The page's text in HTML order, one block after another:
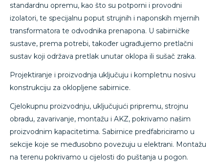
standardnu opremu, kao što su potporni i provodni
izolatori, te specijalnu poput strujnih i naponskih mjernih
transformatora te odvodnika prenapona. U sabirničke
sustave, prema potrebi, također ugrađujemo pretlačni
sustav koji održava pretlak unutar oklopa ili sušač zraka.
Projektiranje i proizvodnja uključuju i kompletnu nosivu
konstrukciju za oklopljene sabirnice.
Cjelokupnu proizvodnju, uključujući pripremu, strojnu
obradu, zavarivanje, montažu i AKZ, pokrivamo našim
proizvodnim kapacitetima. Sabirnice predfabriciramo u
sekcije koje se međusobno povezuju u elektrani. Montažu
na terenu pokrivamo u cijelosti do puštanja u pogon.